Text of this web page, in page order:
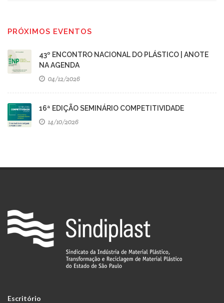
PRÓXIMOS EVENTOS
43º ENCONTRO NACIONAL DO PLÁSTICO | ANOTE
NA AGENDA
04/12/2026
16ª EDIÇÃO SEMINÁRIO COMPETITIVIDADE
14/10/2026
Escritório